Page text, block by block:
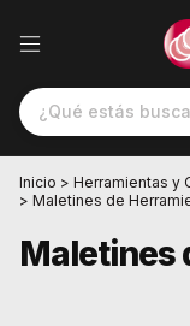
Inicio > Herramientas y
> Maletines de
Maletines